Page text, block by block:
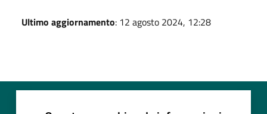
Ultimo aggiornamento: 12 agosto 2024, 12:28